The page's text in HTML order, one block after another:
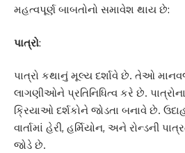
મહત્વપૂર્ણ બાબતોનો સમાવેશ થાય છે:
પાત્રો:
પાત્રો કથાનું મૂલ્ય દર્શાવે છે. તેઓ
લાગણીઓને પ્રતિનિધિત્વ કરે છે.
ક્રિયાઓ દર્શકોને જોડતા બનાવે છે.
વાર્તામાં હેરી, હર્મિયોન, અને રોન્ડની
જોડે છે.